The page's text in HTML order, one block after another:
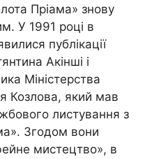
Пріама» знову
У 1991 році в
публікації
Акінші і
Міністерства
Козлова, який мав
листування з
Згодом вони
мистецтво», в